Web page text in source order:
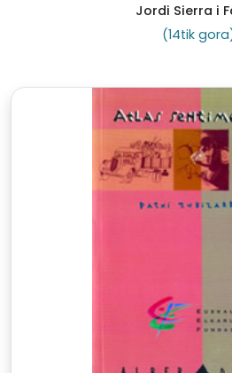
Jordi Sierra i
(14tik